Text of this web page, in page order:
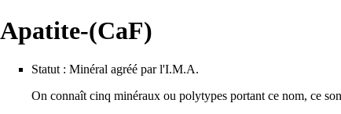
Apatite-(CaF)
Statut : Minéral agréé par l'I.M.A.
On connaît cinq minéraux ou polytypes portant ce nom, ce